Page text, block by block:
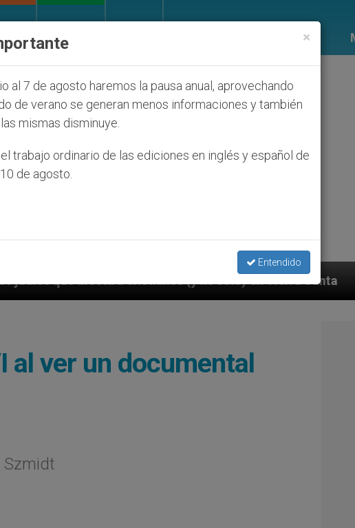
(y no sólo) en Tierra Santa Sacerdotes
al ver un documental
Szmidt
×
al 7 de agosto haremos la pausa anual, aprovechando
de verano se generan menos informaciones y también
mismas disminuye.
trabajo ordinario de las ediciones en inglés y español de
de agosto.
Entendido